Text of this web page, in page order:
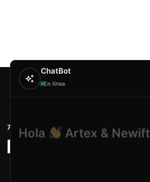
ChatBot
En línea
Hola
Artex & Newift